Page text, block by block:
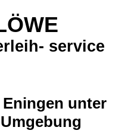
service
unter